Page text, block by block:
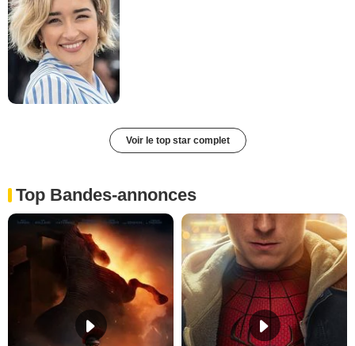
Voir le top star complet
Top Bandes-annonces